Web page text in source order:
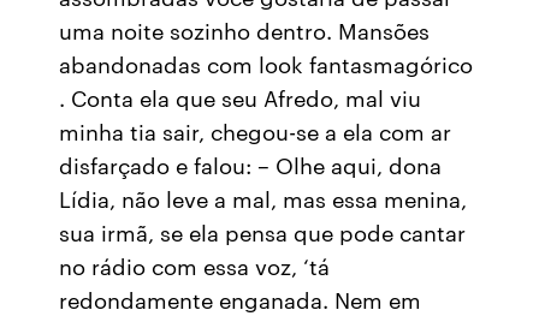
uma noite sozinho dentro. Mansões
abandonadas com look fantasmagórico
. Conta ela que seu Afredo, mal viu
minha tia sair, chegou-se a ela com ar
disfarçado e falou: – Olhe aqui, dona
Lídia, não leve a mal, mas essa menina,
sua irmã, se ela pensa que pode cantar
no rádio com essa voz, ‘tá
redondamente enganada. Nem em